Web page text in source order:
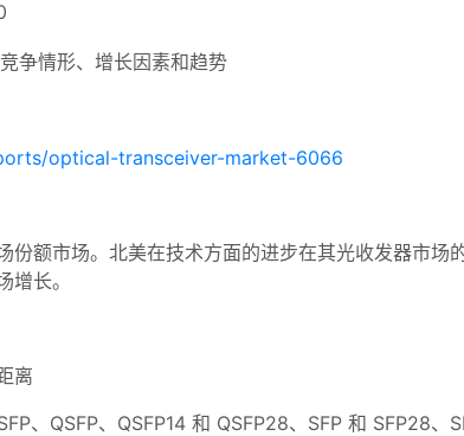
争情形、增长因素和趋势
optical-transceiver-market-6066
份额市场。北美在技术方面的进步在其光收发器市
长。
离
、QSFP、QSFP14 和 QSFP28、SFP 和 SFP28、